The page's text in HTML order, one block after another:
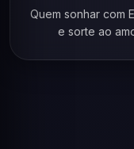
Quem sonhar com
e sorte ao